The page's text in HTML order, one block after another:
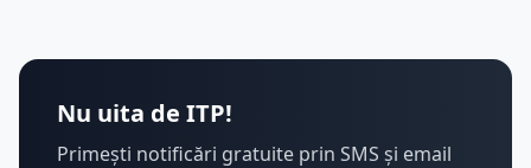
Nu uita de ITP!
Primești notificări gratuite prin SMS și email